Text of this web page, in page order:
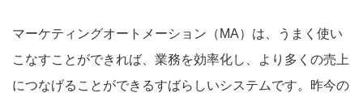
マーケティングオートメーション（MA）は、うまく使い
こなすことができれば、業務を効率化し、より多くの売上
につなげることができるすばらしいシステムです。昨今の